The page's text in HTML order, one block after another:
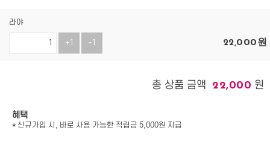
라야
+1 -1 22,000원
총 상품 금액 22,000 원
혜택
* 신규가입 시, 바로 사용 가능한 적립금 5,000원 지급